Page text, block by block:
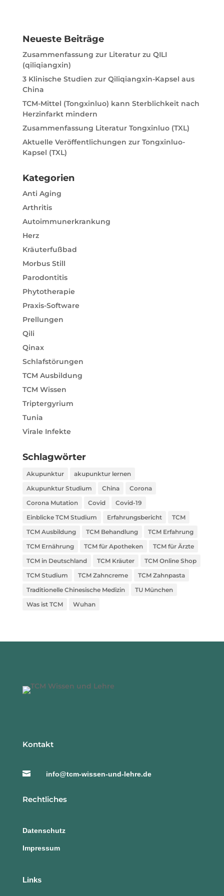
a
t
i
v
e
Neueste Beiträge
Zusammenfassung zur Literatur zu QILI
(qiliqiangxin)
3 Klinische Studien zur Qiliqiangxin-Kapsel aus
China
TCM-Mittel (Tongxinluo) kann Sterblichkeit nach
Herzinfarkt mindern
Zusammenfassung Literatur Tongxinluo (TXL)
Aktuelle Veröffentlichungen zur Tongxinluo-
Kapsel (TXL)
Kategorien
Anti Aging
Arthritis
Autoimmunerkrankung
Herz
Kräuterfußbad
Morbus Still
Parodontitis
Phytotherapie
Praxis-Software
Prellungen
Qili
Qinax
Schlafstörungen
TCM Ausbildung
TCM Wissen
Triptergyrium
Tunia
Virale Infekte
Schlagwörter
Akupunktur
akupunktur lernen
Akupunktur Studium
China
Corona
Corona Mutation
Covid
Covid-19
Einblicke TCM Studium
Erfahrungsbericht
TCM
TCM Ausbildung
TCM Behandlung
TCM Erfahrung
TCM Ernährung
TCM für Apotheken
TCM für Ärzte
TCM in Deutschland
TCM Kräuter
TCM Online Shop
TCM Studium
TCM Zahncreme
TCM Zahnpasta
Traditionelle Chinesische Medizin
TU München
Was ist TCM
Wuhan
Kontakt
 info@tcm-wissen-und-lehre.de
Rechtliches
Datenschutz
Impressum
Links